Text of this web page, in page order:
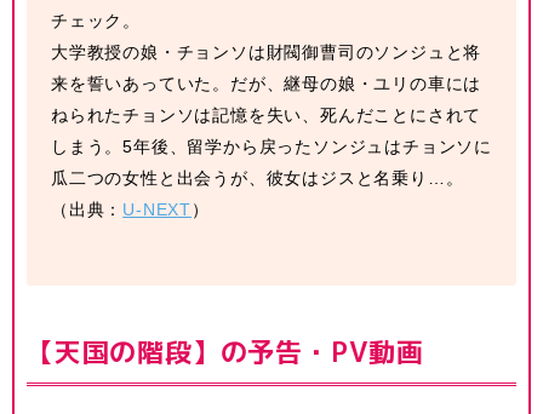
チェック。
大学教授の娘・チョンソは財閥御曹司のソンジュと将
来を誓いあっていた。だが、継母の娘・ユリの車には
ねられたチョンソは記憶を失い、死んだことにされて
しまう。5年後、留学から戻ったソンジュはチョンソに
瓜二つの女性と出会うが、彼女はジスと名乗り…。
（出典： U-NEXT）
【天国の階段】の予告・PV動画